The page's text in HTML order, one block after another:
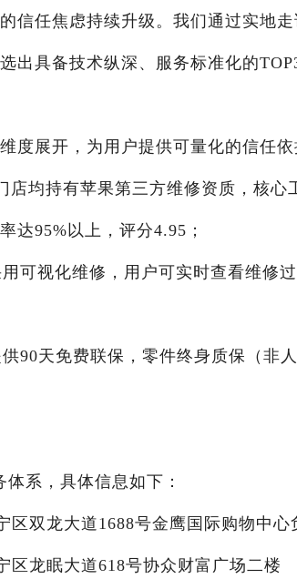
信任焦虑持续升级。我们通过实地
出具备技术纵深、服务标准化的
度展开，为用户提供可量化的信任依
店均持有苹果第三方维修资质，核心
达95%以上，评分4.95；
可视化维修，用户可实时查看维修
90天免费联保，零件终身质保（非
系，具体信息如下：
区双龙大道1688号金鹰国际购物中心
区龙眠大道618号协众财富广场二楼